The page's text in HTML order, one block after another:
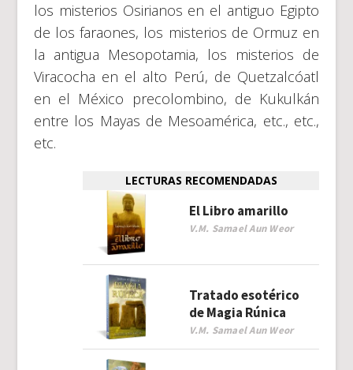
los misterios Osirianos en el antiguo Egipto
de los faraones, los misterios de Ormuz en
la antigua Mesopotamia, los misterios de
Viracocha en el alto Perú, de Quetzalcóatl
en el México precolombino, de Kukulkán
entre los Mayas de Mesoamérica, etc., etc.,
etc.
LECTURAS RECOMENDADAS
El Libro amarillo
V.M. Samael Aun Weor
Tratado esotérico
de Magia Rúnica
V.M. Samael Aun Weor